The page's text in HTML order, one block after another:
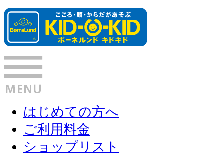
はじめての方へ
ご利用料金
ショップリスト